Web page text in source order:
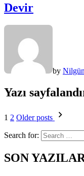
Devir
by
Yazı
1 2 Older posts
Search for:
SON